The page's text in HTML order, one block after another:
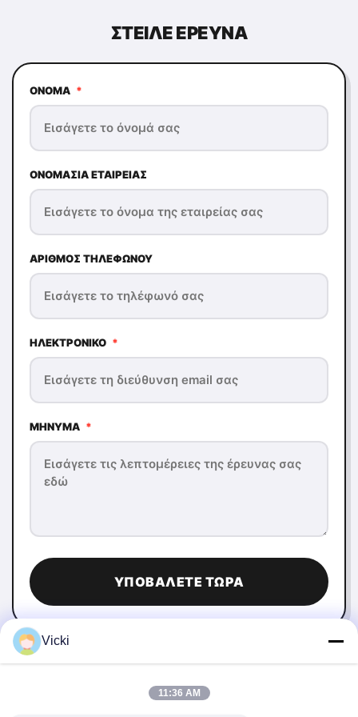
ΣΤΕΊΛΕ ΕΡΕΥΝΆ
ΌΝΟΜΑ *
ΟΝΟΜΑΣΊΑ ΕΤΑΙΡΕΊΑΣ
ΑΡΙΘΜΌΣ ΤΗΛΕΦΏΝΟΥ
ΗΛΕΚΤΡΟΝΙΚΌ *
ΜΉΝΥΜΑ *
ΥΠΟΒΆΛΕΤΕ ΤΏΡΑ
Vicki
11:36 AM